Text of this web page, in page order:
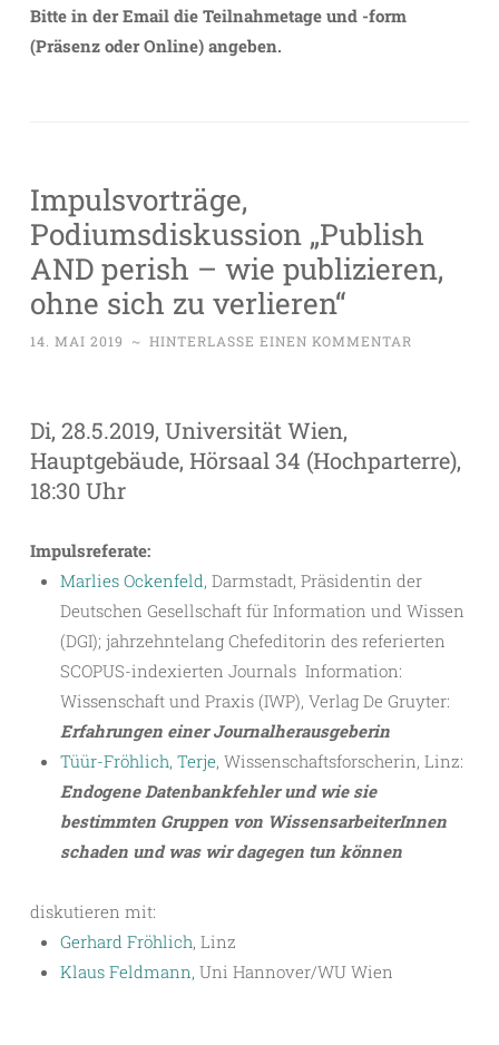
Bitte in der Email die Teilnahmetage und -form
(Präsenz oder Online) angeben.
Impulsvorträge,
Podiumsdiskussion „Publish
AND perish – wie publizieren,
ohne sich zu verlieren“
14. MAI 2019 ~ HINTERLASSE EINEN KOMMENTAR
Di, 28.5.2019, Universität Wien,
Hauptgebäude, Hörsaal 34 (Hochparterre),
18:30 Uhr
Impulsreferate:
Marlies Ockenfeld, Darmstadt, Präsidentin der
Deutschen Gesellschaft für Information und Wissen
(DGI); jahrzehntelang Chefeditorin des referierten
SCOPUS-indexierten Journals Information:
Wissenschaft und Praxis (IWP), Verlag De Gruyter:
Erfahrungen einer Journalherausgeberin
Tüür-Fröhlich, Terje, Wissenschaftsforscherin, Linz:
Endogene Datenbankfehler und wie sie
bestimmten Gruppen von WissensarbeiterInnen
schaden und was wir dagegen tun können
diskutieren mit:
Gerhard Fröhlich, Linz
Klaus Feldmann, Uni Hannover/WU Wien